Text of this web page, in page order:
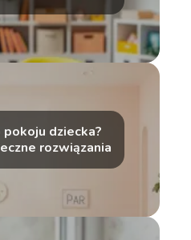
pokoju dziecka?
rozwiązania